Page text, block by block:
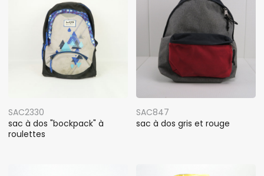
SAC2330
sac à dos "bockpack" à
roulettes
SAC847
sac à dos gris et rouge